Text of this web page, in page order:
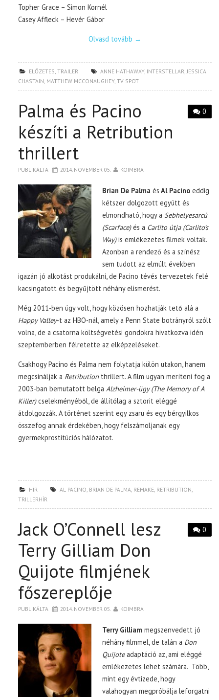
Topher Grace – Simon Kornél
Casey Affleck – Hevér Gábor
Olvasd tovább →
ELŐZETES,TRAILER ANNE HATHAWAY, INTERSTELLAR,JESSICA
CHASTAIN, MATTHEW MCCONAUGHEY,TV SPOT
0
Palma és Pacino
készíti a Retribution
thrillert
PUBLIKÁLTA 2014. NOVEMBER 05. KOIMBRA
Brian De Palma és Al Pacino eddig
kétszer dolgozott együtt és
elmondható, hogy a Sebhelyesarcú
(Scarface)és a Carlito útja (Carlito’s
Way)is emlékezetes filmek voltak.
Azonban a rendező és a színész
sem tudott az elmúlt években
igazán jó alkotást produkálni, de Pacino tévés tervezetek felé
kacsingatott és begyűjtött néhány elismerést.
Még 2011-ben úgy volt, hogy közösen hozhatják tető alá a
Happy Valley-t az HBO-nál, amely a Penn State botrányról szólt
volna, de a csatorna költségvetési gondokra hivatkozva idén
szeptemberben félretette az elképzeléseket.
Csakhogy Pacino és Palma nem folytatja külön utakon, hanem
megcsinálják a Retributionthrillert. A film ugyan meríteni fog a
2003-ban bemutatott belgaAlzheimer-ügy (The Memory of A
Killer)cselekményéből, de állítólag a sztorit eléggé
átdolgozzák. A történet szerint egy zsaru és egy bérgyilkos
összefog annak érdekében, hogy felszámoljanak egy
gyermekprostitúciós hálózatot.
HÍR AL PACINO, BRIAN DE PALMA, REMAKE, RETRIBUTION,
TRILLERHÍR
0
Jack O’Connell lesz
Terry Gilliam Don
Quijote filmjének
főszereplője
PUBLIKÁLTA 2014. NOVEMBER 05. KOIMBRA
Terry Gilliam megszenvedett jó
néhány filmmel, de talán a Don
Quijoteadaptáció az, ami eléggé
emlékezetes lehet számára. Több,
mint egy évtizede, hogy
valahogyan megpróbálja leforgatni